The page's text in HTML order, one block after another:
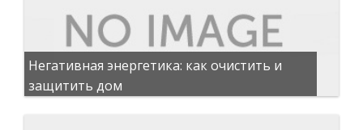
Негативная энергетика: как очистить и
защитить дом